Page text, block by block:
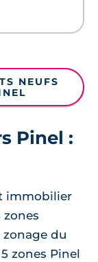
NEUFS
Pinel :
immobilier
zones
zonage du
zones Pinel